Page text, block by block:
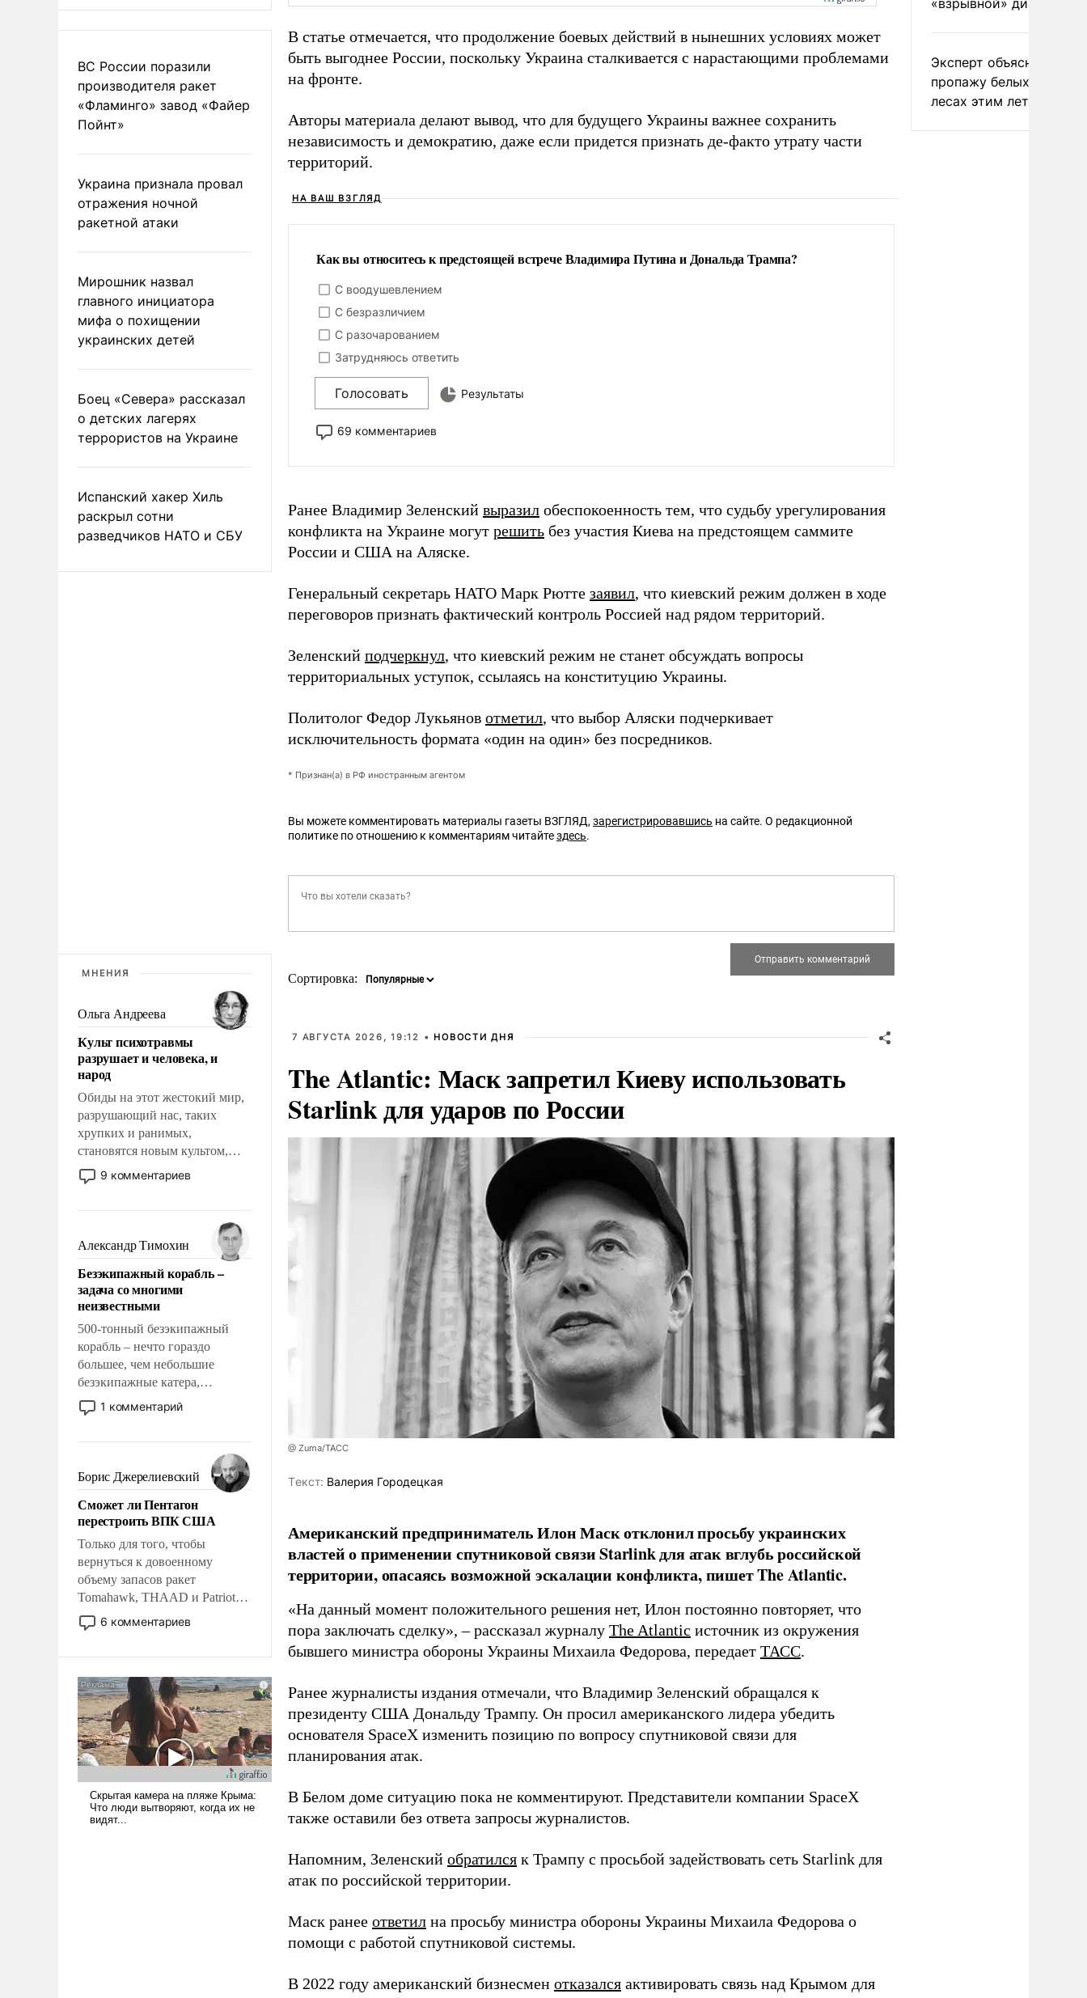
ВС России поразили
производителя ракет
«Фламинго» завод «Файер
Пойнт»
Украина признала провал
отражения ночной
ракетной атаки
Мирошник назвал
главного инициатора
мифа о похищении
украинских детей
Боец «Севера» рассказал
о детских лагерях
террористов на Украине
Испанский хакер Хиль
раскрыл сотни
разведчиков НАТО и СБУ
МНЕНИЯ
Ольга Андреева
Культ психотравмы
разрушает и человека, и
народ
Обиды на этот жестокий мир,
разрушающий нас, таких
хрупких и ранимых,
становятся новым культом,
постепенно вытесняя и
отменяя традиционное
мужественным и твердым под
ударами судьбы, брать на себя
ответственность, помогать
слабым, идти вперед и
адаптироваться.
9 комментариев
Александр Тимохин
Безэкипажный корабль –
задача со многими
неизвестными
500-тонный безэкипажный
корабль – нечто гораздо
большее, чем небольшие
безэкипажные катера,
применение которых уже
стало обыденностью. Задача по
сложна и амбициозна. Однако
и ее реализация радикально
поднимет наши боевые
возможности.
1 комментарий
Борис Джерелиевский
Сможет ли Пентагон
перестроить ВПК США
Только для того, чтобы
вернуться к довоенному
объему запасов ракет
Tomahawk, THAAD и Patriot
США потребуется более трех
лет. Даже небольшая война с
Сложившаяся ситуация
означает многолетний период
уязвимости США, например,
перед Китаем.
6 комментариев
В статье отмечается, что продолжение боевых действий в нынешних условиях может
быть выгоднее России, поскольку Украина сталкивается с нарастающими проблемами
на фронте.
Авторы материала делают вывод, что для будущего Украины важнее сохранить
независимость и демократию, даже если придется признать де-факто утрату части
территорий.
НА ВАШ ВЗГЛЯД
Как вы относитесь к предстоящей встрече Владимира Путина и Дональда Трампа?
С воодушевлением
С безразличием
С разочарованием
Затрудняюсь ответить
Голосовать Результаты
69 комментариев
Ранее Владимир Зеленский выразил обеспокоенность тем, что судьбу урегулирования
конфликта на Украине могут решить без участия Киева на предстоящем саммите
России и США на Аляске.
Генеральный секретарь НАТО Марк Рютте заявил, что киевский режим должен в ходе
переговоров признать фактический контроль Россией над рядом территорий.
Зеленский подчеркнул, что киевский режим не станет обсуждать вопросы
территориальных уступок, ссылаясь на конституцию Украины.
Политолог Федор Лукьянов отметил, что выбор Аляски подчеркивает
исключительность формата «один на один» без посредников.
* Признан(а) в РФ иностранным агентом
Вы можете комментировать материалы газеты ВЗГЛЯД, зарегистрировавшись на сайте. О редакционной
политике по отношению к комментариям читайтездесь.
Сортировка:
7 АВГУСТА 2026, 19:12 • НОВОСТИ ДНЯ
The Atlantic: Маск запретил Киеву использовать
Starlink для ударов по России
@ Zuma/ТАСС
Tекст: Валерия Городецкая
Американский предприниматель Илон Маск отклонил просьбу украинских
властей о применении спутниковой связи Starlink для атак вглубь российской
территории, опасаясь возможной эскалации конфликта, пишет The Atlantic.
«На данный момент положительного решения нет, Илон постоянно повторяет, что
пора заключать сделку», – рассказал журналу The Atlantic источник из окружения
бывшего министра обороны Украины Михаила Федорова, передает ТАСС.
Ранее журналисты издания отмечали, что Владимир Зеленский обращался к
президенту США Дональду Трампу. Он просил американского лидера убедить
основателя SpaceX изменить позицию по вопросу спутниковой связи для
планирования атак.
В Белом доме ситуацию пока не комментируют. Представители компании SpaceX
также оставили без ответа запросы журналистов.
Напомним, Зеленский обратился к Трампу с просьбой задействовать сеть Starlink для
атак по российской территории.
Маск ранее ответил на просьбу министра обороны Украины Михаила Федорова о
помощи с работой спутниковой системы.
В 2022 году американский бизнесмен отказался активировать связь над Крымом для
«взрывной» диареи
Эксперт объяснил
пропажу белых грибов
лесах этим летом